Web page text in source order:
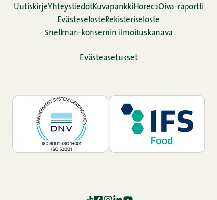
UutiskirjeYhteystiedotKuvapankki HorecaOiva-raportti
Evästeseloste Rekisteriseloste
Snellman-konsernin ilmoituskanava
Evästeasetukset
TikTok
Facebook
Instagram
LinkedIn
YouTube